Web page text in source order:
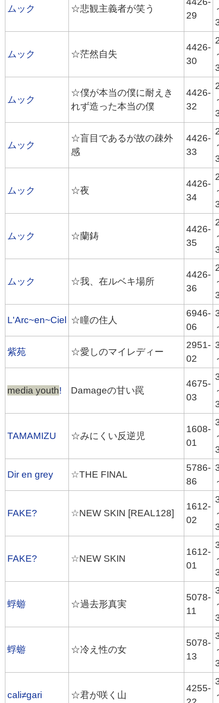
ムック ☆悲観主義者が笑う
29
ムック ☆茫然自失
4426-
30
ムック
☆僕が本当の僕に耐えき
れず造った本当の僕
4426-
32
ムック
☆盲目であるが故の疎外
感
4426-
33
ムック ☆夜
4426-
34
ムック ☆蘭鋳
4426-
35
ムック ☆我、在ルベキ場所
4426-
36
L'Arc~en~Ciel ☆瞳の住人
6946-
06
紫苑 ☆愛しのマイレディー
2951-
02
media youth! Damageの甘い罠
4675-
03
TAMAMIZU ☆みにくい反逆児
1608-
01
Dir en grey ☆THE FINAL
5786-
86
FAKE? ☆NEW SKIN [REAL128]
1612-
02
FAKE? ☆NEW SKIN
1612-
01
蜉蝣 ☆過去形真実
5078-
11
蜉蝣 ☆冷え性の女
5078-
13
cali≠gari ☆君が咲く山
4255-